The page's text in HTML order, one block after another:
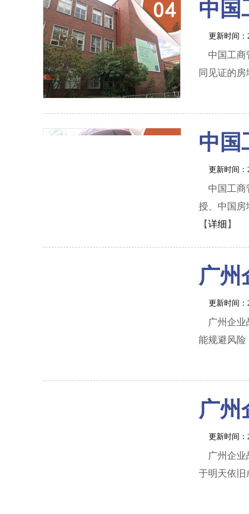
中国
更新时间
中国工商
同见证的
中国
更新时间
中国工商
授、中国
【详细 】
广州
更新时间
广州企
能规避风
广州
更新时间
广州企
于明天依